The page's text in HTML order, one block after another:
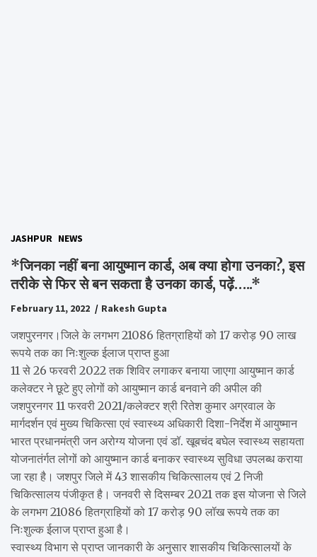
JASHPUR NEWS
*जिनका नहीं बना आयुष्मान कार्ड, अब क्या होगा उनका?, इस
तरीके से फिर से बन सकता है उनका कार्ड, पढ़ें…..*
February 11, 2022 Rakesh Gupta
जशपुरनगर।जिले के लगभग 21086 हितग्राहियों को 17 करोड़ 90 लाख
रूपये तक का निःशुल्क ईलाज प्राप्त हुआ
11 से 26 फरवरी 2022 तक शिविर लगाकर बनाया जाएगा आयुष्मान कार्ड
कलेक्टर ने छूटे हुए लोगों को आयुष्मान कार्ड बनवाने की अपील की
जशपुरनगर 11 फरवरी 2021/कलेक्टर श्री रितेश कुमार अग्रवाल के
मार्गदर्शन एवं मुख्य चिकित्सा एवं स्वास्थ्य अधिकारी दिशा-निर्देश में आयुष्मान
भारत प्रधानमंत्री जन अरोग्य योजना एवं डॉ. खूबचंद बघेल स्वास्थ्य सहायता
योजनातंर्गत लोगों को आयुष्मान कार्ड बनाकर स्वास्थ्य सुविधा उपलब्ध कराया
जा रहा है। जशपुर जिले में 43 शासकीय चिकित्सालय एवं 2 निजी
चिकित्सालय पंजीकृत है। जनवरी से दिसम्बर 2021 तक इस योजना से जिले
के लगभग 21086 हितग्राहियों को 17 करोड़ 90 लॉख रूपये तक का
निःशुल्क ईलाज प्राप्त हुआ है।
स्वास्थ्य विभाग से प्राप्त जानकारी के अनुसार शासकीय चिकित्सालयों के